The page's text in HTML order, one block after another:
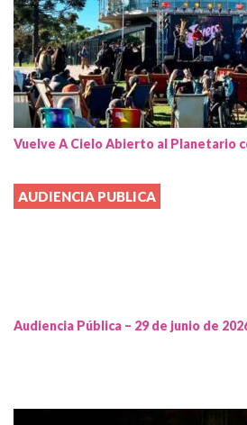
Vuelve A Cielo Abierto al Planetario
AUDIENCIA PUBLICA
Audiencia Pública – 29 de junio de